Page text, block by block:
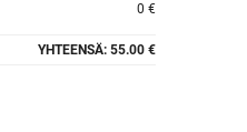
0 €
YHTEENSÄ: 55.00 €